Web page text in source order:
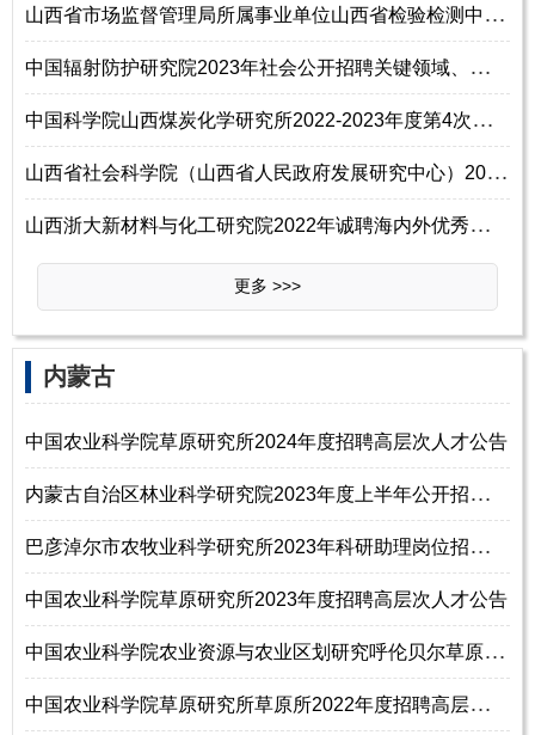
山
西省市场监督管理局所属事业单位山西省检验检测中心（山西省标准计量技术
中
国辐射防护研究院2023年社会公开招聘关键领域、重点项目、重点岗位等工作
中
国科学院山西煤炭化学研究所2022-2023年度第4次招聘科研人员启事
山
西省社会科学院（山西省人民政府发展研究中心）2023年公开招聘工作人员2
山
西浙大新材料与化工研究院2022年诚聘海内外优秀青年博士招聘公告
更多 >>>
内蒙古
中国农业科学院草原研究所2024年度招聘高层次人才公告
内
蒙古自治区林业科学研究院2023年度上半年公开招聘工作人员公告
巴
彦淖尔市农牧业科学研究所2023年科研助理岗位招聘公告
中国农业科学院草原研究所2023年度招聘高层次人才公告
中
国农业科学院农业资源与农业区划研究呼伦贝尔草原生态系统国家野外科学观
中
国农业科学院草原研究所草原所2022年度招聘高层次人才公告